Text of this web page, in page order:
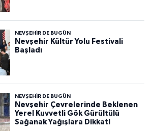
NEVŞEHIR DE BUGÜN
Nevşehir Kültür Yolu Festivali
Başladı
NEVŞEHIR DE BUGÜN
Nevşehir Çevrelerinde Beklenen
Yerel Kuvvetli Gök Gürültülü
Sağanak Yağışlara Dikkat!